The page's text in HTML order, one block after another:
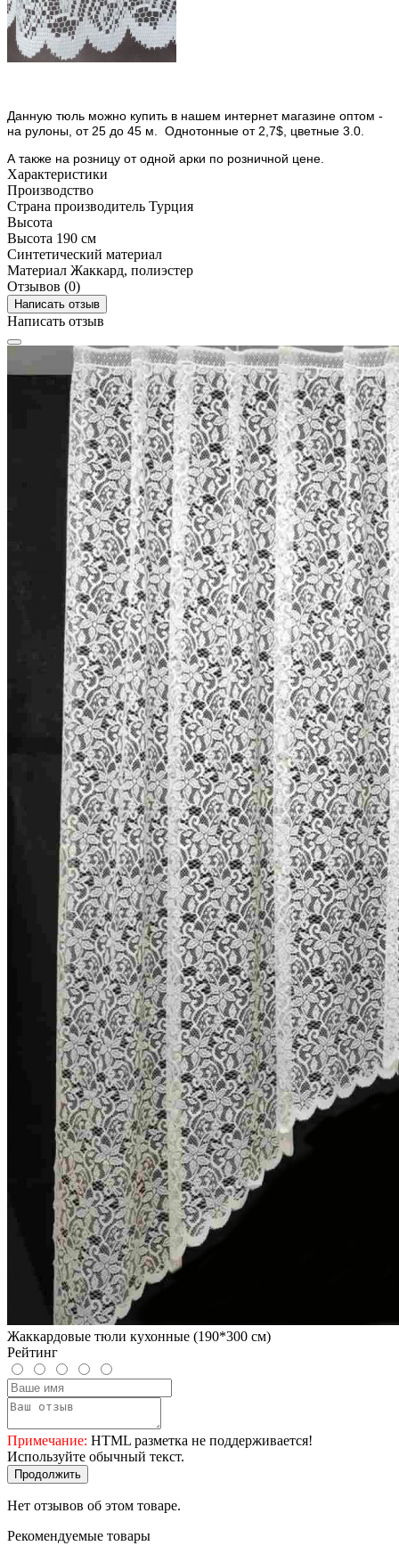
Данную тюль можно купить в нашем интернет магазине оптом -
на рулоны, от 25 до 45 м.
Однотонные от 2,7$, цветные 3.0.
А также на розницу от одной арки по розничной цене.
Характеристики
Производство
Страна производитель Турция
Высота
Высота 190 см
Синтетический материал
Материал Жаккард, полиэстер
Отзывов (0)
Написать отзыв
Написать отзыв
Жаккардовые тюли кухонные (190*300 см)
Рейтинг
Примечание: HTML разметка не поддерживается!
Используйте обычный текст.
Продолжить
Нет отзывов об этом товаре.
Рекомендуемые товары